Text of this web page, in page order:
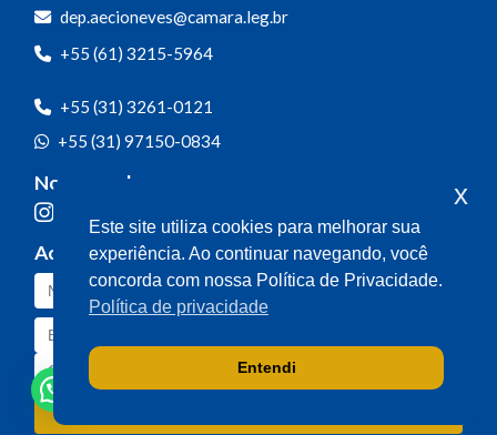
dep.aecioneves@camara.leg.br
+55 (61) 3215-5964
+55 (31) 3261-0121
+55 (31) 97150-0834
Nossas redes
Acompanhe o meu mandato
Este site utiliza cookies para melhorar sua
experiência. Ao continuar navegando, você
concorda com nossa Política de Privacidade.
Política de privacidade
Entendi
x